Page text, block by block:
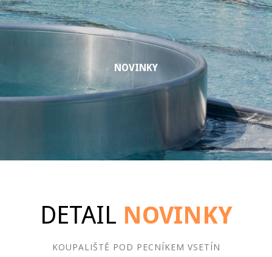
NOVINKY
DETAIL NOVINKY
KOUPALIŠTĚ POD PECNÍKEM VSETÍN